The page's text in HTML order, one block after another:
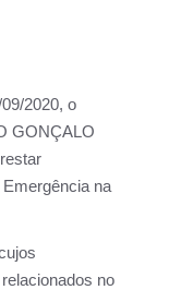
2020, o
GONÇALO
na
no